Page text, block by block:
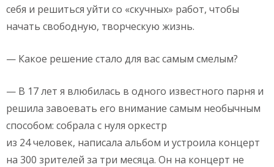
себя и решиться уйти со «скучных» работ, чтобы
начать свободную, творческую жизнь.
— Какое решение стало для вас самым смелым?
— В 17 лет я влюбилась в одного известного парня и
решила завоевать его внимание самым необычным
способом: собрала с нуля оркестр
из 24 человек, написала альбом и устроила концерт
на 300 зрителей за три месяца. Он на концерт не